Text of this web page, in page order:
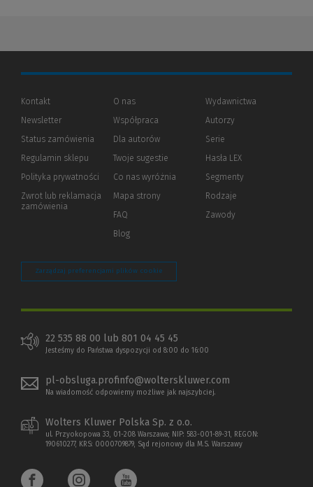
Kontakt
Newsletter
Status zamówienia
Regulamin sklepu
Polityka prywatności (Nowe
(Link
innej
Zwrot lub reklamacja
zamówienia
O nas
Współpraca
Dla autorów(Nowe
(Link
innej
Twoje sugestie
Co nas wyróżnia
Mapa strony
FAQ
Blog
Wydawnictwa
Autorzy
Serie
Hasła LEX
Segmenty
Rodzaje
Zawody
Zarządzaj preferencjami plików cookie
22 535 88 00 lub 801 04 45 45
Jesteśmy do Państwa dyspozycji od 8:00 do 16:00
pl-obsluga.profinfo@wolterskluwer.com
Na wiadomość odpowiemy możliwe jak najszybciej.
Wolters Kluwer Polska Sp. z o.o.
ul. Przyokopowa 33, 01-208 Warszawa; NIP: 583-001-89-31, REGON:
190610277, KRS: 0000709879, Sąd rejonowy dla M.S. Warszawy